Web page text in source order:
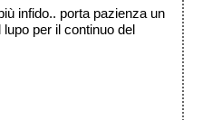
infido.. porta pazienza un
per il continuo del